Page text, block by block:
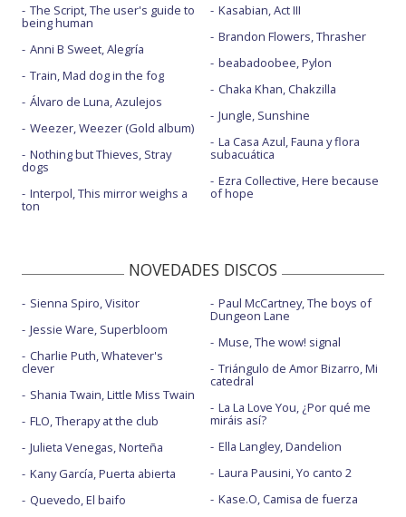
The Script, The user's guide to
being human
Anni B Sweet, Alegría
Train, Mad dog in the fog
Álvaro de Luna, Azulejos
Weezer, Weezer (Gold album)
Nothing but Thieves, Stray
dogs
Interpol, This mirror weighs a
ton
Kasabian, Act III
Brandon Flowers, Thrasher
beabadoobee, Pylon
Chaka Khan, Chakzilla
Jungle, Sunshine
La Casa Azul, Fauna y flora
subacuática
Ezra Collective, Here because
of hope
NOVEDADES DISCOS
Sienna Spiro, Visitor
Jessie Ware, Superbloom
Charlie Puth, Whatever's
clever
Shania Twain, Little Miss Twain
FLO, Therapy at the club
Julieta Venegas, Norteña
Kany García, Puerta abierta
Quevedo, El baifo
Paul McCartney, The boys of
Dungeon Lane
Muse, The wow! signal
Triángulo de Amor Bizarro, Mi
catedral
La La Love You, ¿Por qué me
miráis así?
Ella Langley, Dandelion
Laura Pausini, Yo canto 2
Kase.O, Camisa de fuerza